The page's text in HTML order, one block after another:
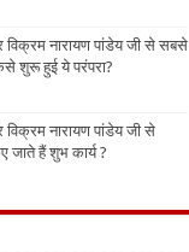
विक्रम नारायण पांडेय जी से सबसे
शुरू हुई ये परंपरा?
विक्रम नारायण पांडेय जी से
जाते हैं शुभ कार्य ?